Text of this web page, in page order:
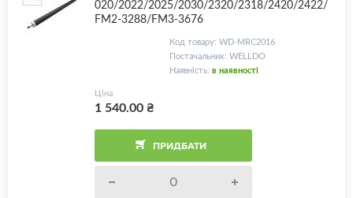
020/2022/2025/2030/2320/2318/2420/2422/
FM2-3288/FM3-3676
Код товару: WD-MRC2016
Постачальник: WELLDO
Наявність: в наявності
Ціна
1 540.00₴
ПРИДБАТИ